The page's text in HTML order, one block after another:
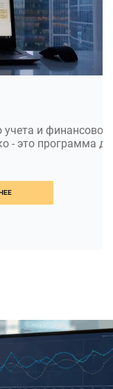
и финансового
программа для